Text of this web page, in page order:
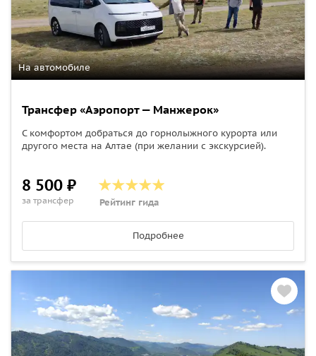
На автомобиле
Трансфер «Аэропорт — Манжерок»
С комфортом добраться до горнолыжного курорта или
другого места на Алтае (при желании с экскурсией).
8 500 ₽
за трансфер Рейтинг гида
Подробнее